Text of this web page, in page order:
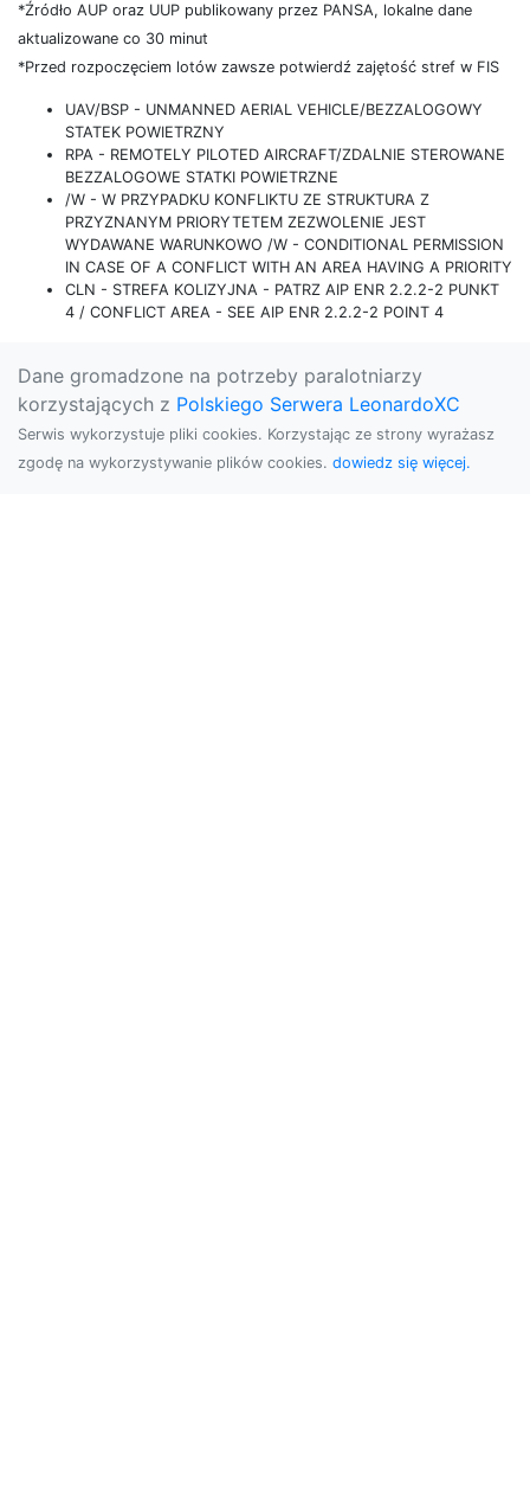
*Źródło AUP oraz UUP publikowany przez PANSA, lokalne dane
aktualizowane co 30 minut
*Przed rozpoczęciem lotów zawsze potwierdź zajętość stref w FIS
UAV/BSP - UNMANNED AERIAL VEHICLE/BEZZALOGOWY
STATEK POWIETRZNY
RPA - REMOTELY PILOTED AIRCRAFT/ZDALNIE STEROWANE
BEZZALOGOWE STATKI POWIETRZNE
/W - W PRZYPADKU KONFLIKTU ZE STRUKTURA Z
PRZYZNANYM PRIORYTETEM ZEZWOLENIE JEST
WYDAWANE WARUNKOWO /W - CONDITIONAL PERMISSION
IN CASE OF A CONFLICT WITH AN AREA HAVING A PRIORITY
CLN - STREFA KOLIZYJNA - PATRZ AIP ENR 2.2.2-2 PUNKT
4 / CONFLICT AREA - SEE AIP ENR 2.2.2-2 POINT 4
Dane gromadzone na potrzeby paralotniarzy
korzystających z Polskiego Serwera LeonardoXC
Serwis wykorzystuje pliki cookies. Korzystając ze strony wyrażasz
zgodę na wykorzystywanie plików cookies. dowiedz się więcej.